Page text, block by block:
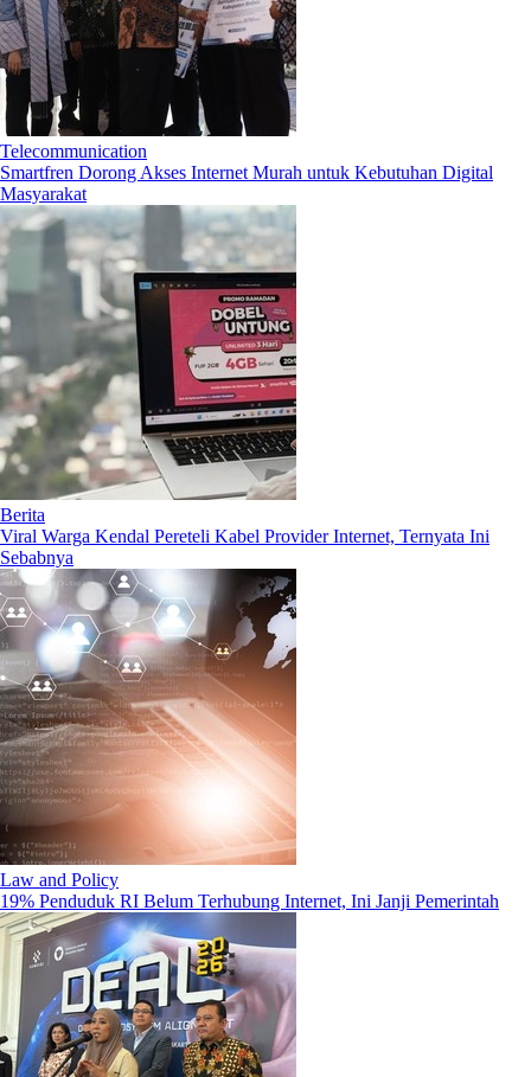
Telecommunication
Smartfren Dorong Akses Internet Murah untuk Kebutuhan Digital
Masyarakat
Berita
Viral Warga Kendal Pereteli Kabel Provider Internet, Ternyata Ini
Sebabnya
Law and Policy
19% Penduduk RI Belum Terhubung Internet, Ini Janji Pemerintah